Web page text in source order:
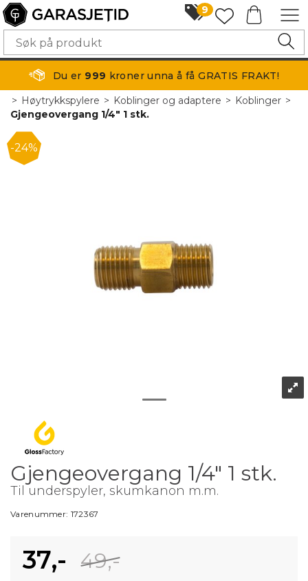
9
Du er 999 kroner unna å få GRATIS FRAKT!
> Høytrykkspylere> Koblinger og adaptere> Koblinger>
Gjengeovergang 1/4" 1 stk.
24%
Gjengeovergang 1/4" 1 stk.
Til underspyler, skumkanon m.m.
Varenummer: 172367
37,- 49,-